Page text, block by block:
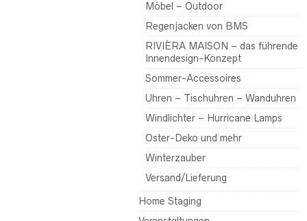
Möbel – Outdoor
Regenjacken von BMS
RIVIÈRA MAISON – das führende
Innendesign-Konzept
Sommer-Accessoires
Uhren – Tischuhren – Wanduhren
Windlichter – Hurricane Lamps
Oster-Deko und mehr
Winterzauber
Versand/Lieferung
Home Staging